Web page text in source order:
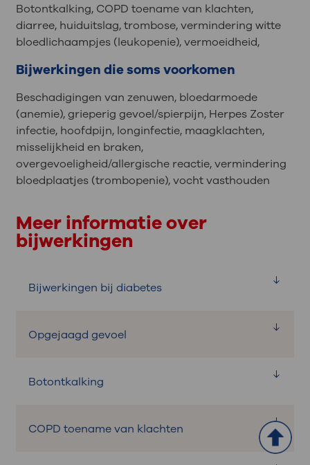
Botontkalking, COPD toename van klachten,
diarree, huiduitslag, trombose, vermindering witte
bloedlichaampjes (leukopenie), vermoeidheid,
Bijwerkingen die soms voorkomen
Beschadigingen van zenuwen, bloedarmoede
(anemie), grieperig gevoel/spierpijn, Herpes Zoster
infectie, hoofdpijn, longinfectie, maagklachten,
misselijkheid en braken,
overgevoeligheid/allergische reactie, vermindering
bloedplaatjes (trombopenie), vocht vasthouden
Meer informatie over
bijwerkingen
Bijwerkingen bij diabetes
Wat is het?
Door het gebruik van het medicijn
dexamethason en/of prednison
Opgejaagd gevoel
Wat is het?
dexamethason en/of prednison kunt
Botontkalking
Wat is het?
COPD toename van klachten